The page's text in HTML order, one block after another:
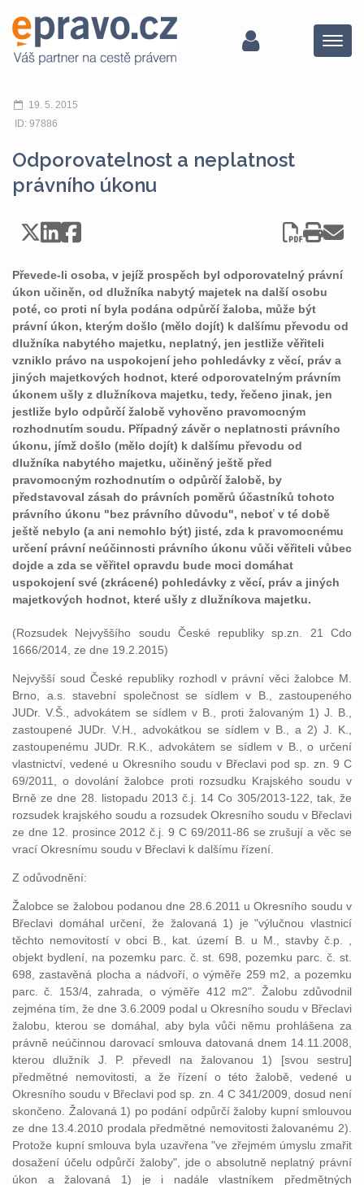
Menu
19. 5. 2015
ID: 97886
Odporovatelnost a neplatnost
právního úkonu
Převede-li osoba, v jejíž prospěch byl odporovatelný právní
úkon učiněn, od dlužníka nabytý majetek na další osobu
poté, co proti ní byla podána odpůrčí žaloba, může být
právní úkon, kterým došlo (mělo dojít) k dalšímu převodu od
dlužníka nabytého majetku, neplatný, jen jestliže věřiteli
vzniklo právo na uspokojení jeho pohledávky z věcí, práv a
jiných majetkových hodnot, které odporovatelným právním
úkonem ušly z dlužníkova majetku, tedy, řečeno jinak, jen
jestliže bylo odpůrčí žalobě vyhověno pravomocným
rozhodnutím soudu. Případný závěr o neplatnosti právního
úkonu, jímž došlo (mělo dojít) k dalšímu převodu od
dlužníka nabytého majetku, učiněný ještě před
pravomocným rozhodnutím o odpůrčí žalobě, by
představoval zásah do právních poměrů účastníků tohoto
právního úkonu "bez právního důvodu", neboť v té době
ještě nebylo (a ani nemohlo být) jisté, zda k pravomocnému
určení právní neúčinnosti právního úkonu vůči věřiteli vůbec
dojde a zda se věřitel opravdu bude moci domáhat
uspokojení své (zkrácené) pohledávky z věcí, práv a jiných
majetkových hodnot, které ušly z dlužníkova majetku.
(Rozsudek Nejvyššího soudu České republiky sp.zn. 21 Cdo
1666/2014, ze dne 19.2.2015)
Nejvyšší soud České republiky rozhodl v právní věci žalobce M.
Brno, a.s. stavební společnost se sídlem v B., zastoupeného
JUDr. V.Š., advokátem se sídlem v B., proti žalovaným 1) J. B.,
zastoupené JUDr. V.H., advokátkou se sídlem v B., a 2) J. K.,
zastoupenému JUDr. R.K., advokátem se sídlem v B., o určení
vlastnictví, vedené u Okresního soudu v Břeclavi pod sp. zn. 9 C
69/2011, o dovolání žalobce proti rozsudku Krajského soudu v
Brně ze dne 28. listopadu 2013 č.j. 14 Co 305/2013-122, tak, že
rozsudek krajského soudu a rozsudek Okresního soudu v Břeclavi
ze dne 12. prosince 2012 č.j. 9 C 69/2011-86 se zrušují a věc se
vrací Okresnímu soudu v Břeclavi k dalšímu řízení.
Z odůvodnění:
Žalobce se žalobou podanou dne 28.6.2011 u Okresního soudu v
Břeclavi domáhal určení, že žalovaná 1) je "výlučnou vlastnicí
těchto nemovitostí v obci B., kat. území B. u M., stavby č.p. ,
objekt bydlení, na pozemku parc. č. st. 698, pozemku parc. č. st.
698, zastavěná plocha a nádvoří, o výměře 259 m2, a pozemku
parc. č. 153/4, zahrada, o výměře 412 m2". Žalobu zdůvodnil
zejména tím, že dne 3.6.2009 podal u Okresního soudu v Břeclavi
žalobu, kterou se domáhal, aby byla vůči němu prohlášena za
právně neúčinnou darovací smlouva datovaná dnem 14.11.2008,
kterou dlužník J. P. převedl na žalovanou 1) [svou sestru]
předmětné nemovitosti, a že řízení o této žalobě, vedené u
Okresního soudu v Břeclavi pod sp. zn. 4 C 341/2009, dosud není
skončeno. Žalovaná 1) po podání odpůrčí žaloby kupní smlouvou
ze dne 13.4.2010 prodala předmětné nemovitosti žalovanému 2).
Protože kupní smlouva byla uzavřena "ve zřejmém úmyslu zmařit
dosažení účelu odpůrčí žaloby", jde o absolutně neplatný právní
úkon a žalovaná 1) je i nadále vlastníkem předmětných